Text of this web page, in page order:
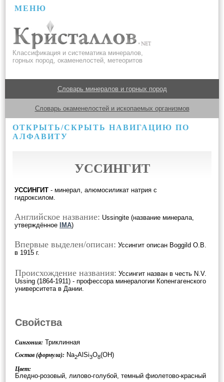
МЕНЮ
Классификация и систематика минералов,
горных пород, окаменелостей, метеоритов
Словарь минералов и горных пород
Словарь окаменелостей и ископаемых организмов
ОТКРЫТЬ/СКРЫТЬ НАВИГАЦИЮ ПО
АЛФАВИТУ
УССИНГИТ
УССИНГИТ - минерал, алюмосиликат натрия с
гидроксилом.
Английское название: Ussingite (название минерала,
утверждённое
IMA)
Впервые выделен/описан: Уссингит описан Boggild O.B.
в 1915 г.
Происхождение названия: Уссингит назван в честь N.V.
Ussing (1864-1911) - профессора минералогии Копенгагенского
университета в Дании.
Свойства
Сингония: Триклинная
Состав (формула): Na2AlSi3O8(OH)
Цвет:
Бледно-розовый, лилово-голубой, темный фиолетово-красный